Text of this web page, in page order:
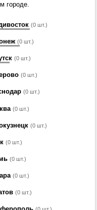
городе.
(0 шт.)
(0 шт.)
(0 шт.)
(0 шт.)
(0 шт.)
(0 шт.)
(0 шт.)
(0 шт.)
(0 шт.)
(0 шт.)
(0 шт.)